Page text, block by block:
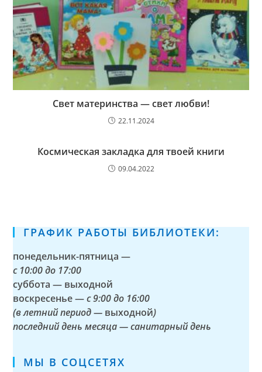
Свет материнства — свет любви!
22.11.2024
Космическая закладка для твоей книги
09.04.2022
ГРАФИК РАБОТЫ БИБЛИОТЕКИ:
понедельник-пятница —
с 10:00 до 17:00
суббота — выходной
воскресенье —с 9:00 до 16:00
(в летний период — выходной)
последний день месяца — санитарный день
МЫ В СОЦСЕТЯХ